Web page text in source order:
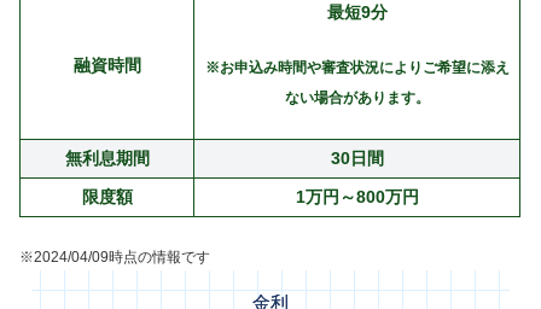
融資時間
最短9分
※お申込み時間や審査状況によりご希望に添え
ない場合があります。
無利息期間
30日間
限度額
1万円～800万円
※2024/04/09時点の情報です